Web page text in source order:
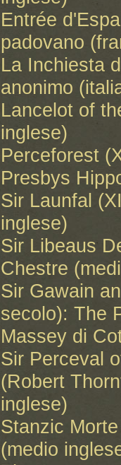
Entrée
padovano
La Inchiesta
anonimo
Lancelot of
inglese)
Perceforest
Presbys
Sir Launfal
inglese)
Sir Libeaus
Chestre
Sir Gawain
secolo): The
Massey di
Sir Perceval
(Robert
inglese)
Stanzic
(medio